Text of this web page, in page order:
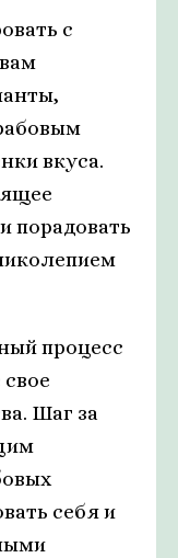
с
вкуса.
порадовать
процесс
Шаг за
себя и